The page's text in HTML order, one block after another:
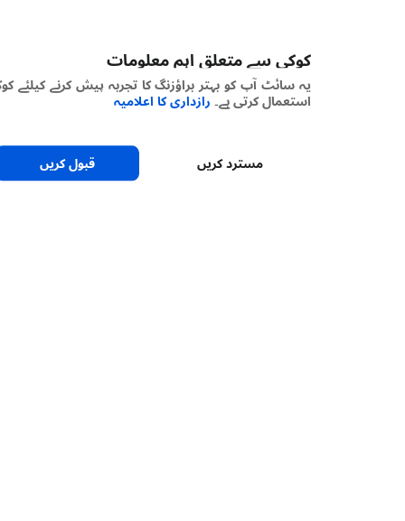
کوکی سے متعلق اہم معلومات
یہ سائٹ آپ کو بہتر براؤزنگ کا تجربہ پیش کرنے کیلئے کوکیز
استعمال کرتی ہے۔رازداری کا اعلامیہ
مسترد کریں قبول کریں